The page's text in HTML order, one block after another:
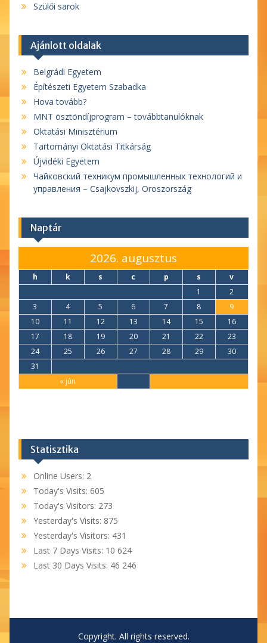
Szülői sarok
Ajánlott oldalak
Belgrádi Egyetem
Építészeti Egyetem Szabadka
Hova tovább?
MNT ösztöndíjprogram – továbbtanulóknak
Oktatási Minisztérium
Tartományi Oktatási Titkárság
Újvidéki Egyetem
Чайковский техникум промышленных технологий и
управления – Csajkovszkij, Oroszország
Naptár
2026. augusztus
h k s c p s v
« jún
1
2
3
4 5 6 7 8
9
10
11 12 13 14 15
16
17
18 19 20 21 22
23
24
25 26 27 28 29
30
31
Statisztika
Online Users: 2
Today's Visits: 605
Today's Visitors: 273
Yesterday's Visits: 875
Yesterday's Visitors: 431
Last 7 Days Visits: 10 624
Last 30 Days Visits: 46 246
Copyright. All rights reserved.